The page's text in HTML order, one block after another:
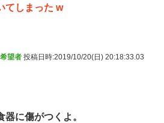
てしまった w
望者 投稿日時:2019/10/20(日) 20:18:33.03
に傷がつくよ。